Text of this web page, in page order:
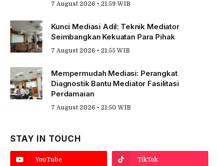
7 August 2026 • 21:59 WIB
Kunci Mediasi Adil: Teknik Mediator
Seimbangkan Kekuatan Para Pihak
7 August 2026 • 21:55 WIB
Mempermudah Mediasi: Perangkat
Diagnostik Bantu Mediator Fasilitasi
Perdamaian
7 August 2026 • 21:50 WIB
STAY IN TOUCH
YouTube TikTok